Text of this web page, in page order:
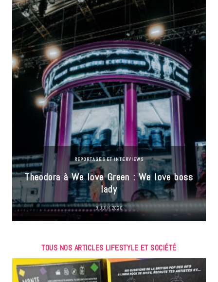
REPORTAGES ET INTERVIEWS
Theodora à We love Green : We love boss
lady
9 JUIN 2026
TOUS NOS ARTICLES LIFESTYLE ET SOCIÉTÉ